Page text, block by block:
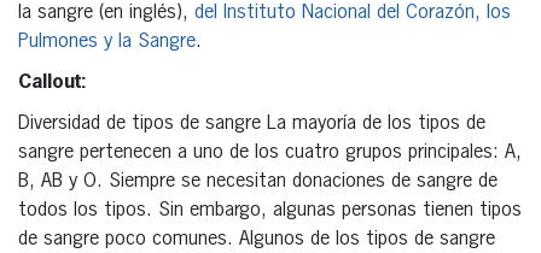
la sangre (en inglés), del Instituto Nacional del Corazón, los
Pulmones y la Sangre.
Callout:
Diversidad de tipos de sangre La mayoría de los tipos de
sangre pertenecen a uno de los cuatro grupos principales: A,
B, AB y O. Siempre se necesitan donaciones de sangre de
todos los tipos. Sin embargo, algunas personas tienen tipos
de sangre poco comunes. Algunos de los tipos de sangre